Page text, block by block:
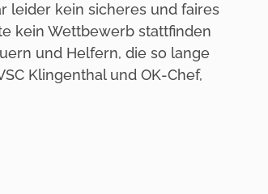
leider kein sicheres und faires
kein Wettbewerb stattfinden
und Helfern, die so lange
Klingenthal und OK-Chef,